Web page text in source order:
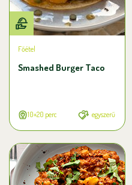
Főétel
Smashed Burger Taco
10+20 perc egyszerű